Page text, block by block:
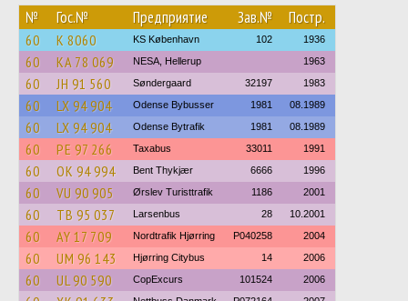
№ Гос.№ Предприятие Зав.№ Постр.
60 K 8060 KS København 102 1936
60 KA 78 069 NESA, Hellerup 1963
60 JH 91 560 Søndergaard 32197 1983
60 LX 94 904 Odense Bybusser 1981 08.1989
60 LX 94 904 Odense Bytrafik 1981 08.1989
60 PE 97 266 Taxabus 33011 1991
60 OK 94 994 Bent Thykjær 6666 1996
60 VU 90 905 Ørslev Turisttrafik 1186 2001
60 TB 95 037 Larsenbus 28 10.2001
60 AY 17 709 Nordtrafik Hjørring P040258 2004
60 UM 96 143 Hjørring Citybus 14 2006
60 UL 90 590 CopExcurs 101524 2006